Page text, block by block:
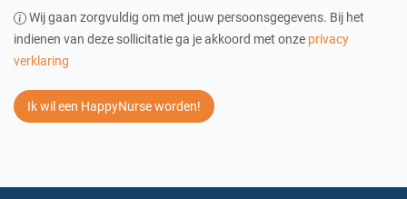
Wij gaan zorgvuldig om met jouw persoonsgegevens. Bij het
indienen van deze sollicitatie ga je akkoord met onze privacy
verklaring
Ik wil een HappyNurse worden!